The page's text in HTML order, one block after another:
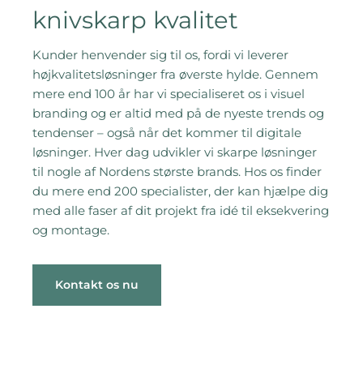
knivskarp kvalitet
Kunder henvender sig til os, fordi vi leverer
højkvalitetsløsninger fra øverste hylde. Gennem
mere end 100 år har vi specialiseret os i visuel
branding og er altid med på de nyeste trends og
tendenser – også når det kommer til digitale
løsninger. Hver dag udvikler vi skarpe løsninger
til nogle af Nordens største brands. Hos os finder
du mere end 200 specialister, der kan hjælpe dig
med alle faser af dit projekt fra idé til eksekvering
og montage.
Kontakt os nu